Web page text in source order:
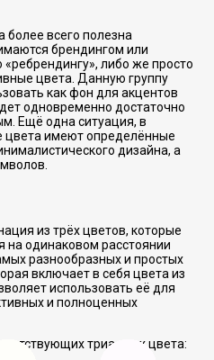
более всего полезна
брендингом или
ребрендингу , либо же просто
цвета. Данную группу
как фон для акцентов
одновременно достаточно
Ещё одна ситуация, в
цвета имеют определённые
дизайна, а
из трёх цветов, которые
на одинаковом расстоянии
разнообразных и простых
включает в себя цвета из
использовать её для
и полноценных
триадных цвета: